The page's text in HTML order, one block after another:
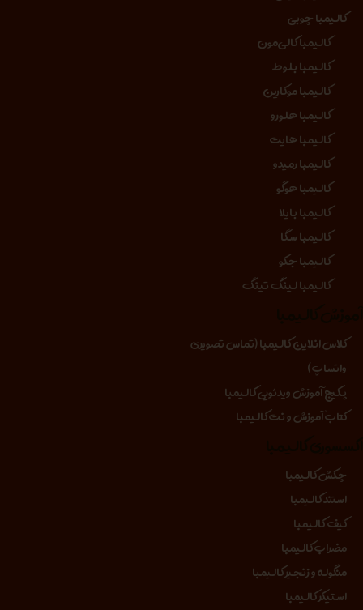
کالیمبا چوبی
کالیمبا کالی‌مون
کالیمبا بلوط
کالیمبا موکارین
کالیمبا هلورو
کالیمبا هایت
کالیمبا رمیدو
کالیمبا هوگو
کالیمبا بایلا
کالیمبا سگا
کالیمبا جکو
کالیمبا لینگ تینگ
کلاس انلاین کالیمبا (تماس تصویری
واتساپ)
پکیج آموزش ویدئویی کالیمبا
کتاب آموزش و نت کالیمبا
چکش کالیمبا
استند کالیمبا
کیف کالیمبا
مضراب کالیمبا
منگوله و زنجیر کالیمبا
استیکر کالیمبا